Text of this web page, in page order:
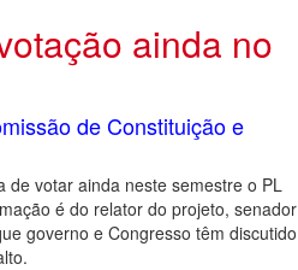
ainda no
de Constituição e
de votar ainda neste semestre o PL
é do relator do projeto, senador
governo e Congresso têm discutido